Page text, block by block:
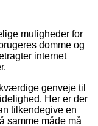
muligheder for
domme og
internet
genveje til
Her er der
tilkendegive en
samme måde må